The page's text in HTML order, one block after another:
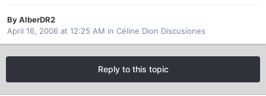
By AlberDR2
April 16, 2006 at 12:25 AM in Céline Dion Discusiones
Reply to this topic